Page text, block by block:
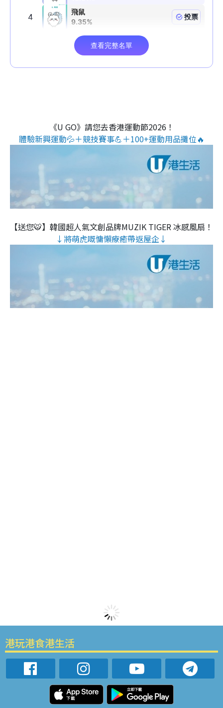
《U GO》請您去香港運動節2026！
體驗新興運動💦＋競技賽事💪＋100+運動用品攤位🔥
【送您🐯】韓國超人氣文創品牌MUZIK TIGER 冰感風扇！
↓將萌虎嘅慵懶療癒帶返屋企↓
港玩港食港生活